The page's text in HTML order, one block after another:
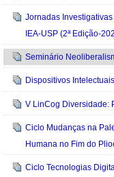
Jornadas
IEA-USP (2ª Edição-
Seminário
Dispositivos
V LinCog Diversidade:
Ciclo Mudanças na
Humana no Fim do
Ciclo Tecnologias